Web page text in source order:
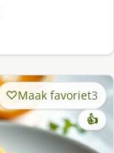
Maak favoriet3
👍